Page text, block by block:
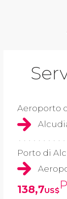
Aeroporto
Porto di
138,7US$